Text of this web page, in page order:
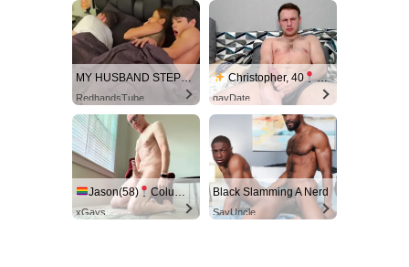
MY HUSBAND STEPSON MISTAKENLY GIVES ME IN THE ASS
RedhandsTube
Christopher, 40 Columbus
gayDate
Jason(58) Columbus
xGays
Black Slamming A Nerd
SayUncle